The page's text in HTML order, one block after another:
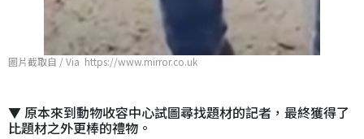
圖片截取自 / Via https://www.mirror.co.uk
▼ 原本來到動物收容中心試圖尋找題材的記者，最終獲得了
比題材之外更棒的禮物。